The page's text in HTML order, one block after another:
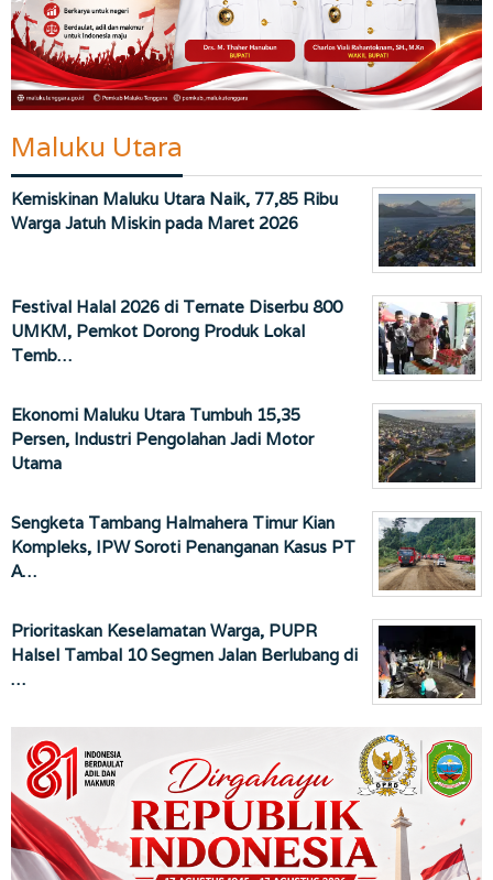
Maluku Utara
Kemiskinan Maluku Utara Naik, 77,85 Ribu
Warga Jatuh Miskin pada Maret 2026
Festival Halal 2026 di Ternate Diserbu 800
UMKM, Pemkot Dorong Produk Lokal
Temb…
Ekonomi Maluku Utara Tumbuh 15,35
Persen, Industri Pengolahan Jadi Motor
Utama
Sengketa Tambang Halmahera Timur Kian
Kompleks, IPW Soroti Penanganan Kasus PT
A…
Prioritaskan Keselamatan Warga, PUPR
Halsel Tambal 10 Segmen Jalan Berlubang di
…